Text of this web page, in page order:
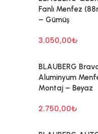
Fanlı Menfez
– Gümüş
3.050,00₺
BLAUBERG
Aluminyum
Montaj – Beyaz
2.750,00₺